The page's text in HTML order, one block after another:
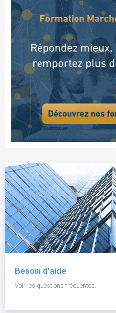
Besoin d'aide
Voir les questions fréquentes.